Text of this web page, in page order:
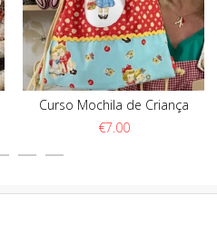
Curso Mochila de Criança
€7.00